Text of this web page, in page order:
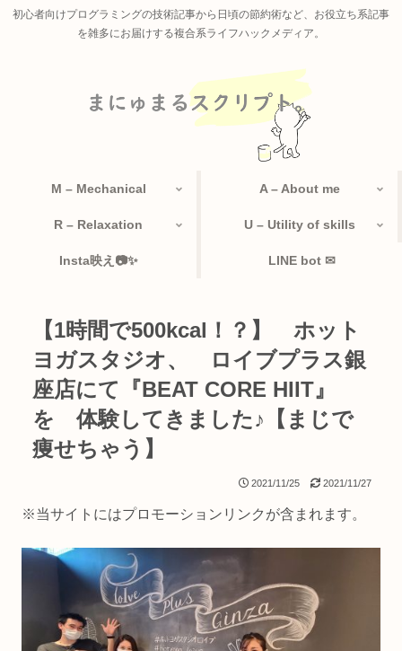
初心者向けプログラミングの技術記事から日頃の節約術など、お役立ち系記事
を雑多にお届けする複合系ライフハックメディア。
M – Mechanical A – About me
R – Relaxation U – Utility of skills
Insta映え📷✨ LINE bot ✉
【1時間で500kcal！？】 ホット
ヨガスタジオ、 ロイブプラス銀
座店にて『BEAT CORE HIIT』
を 体験してきました♪【まじで
痩せちゃう】
2021/11/25 2021/11/27
※当サイトにはプロモーションリンクが含まれます。